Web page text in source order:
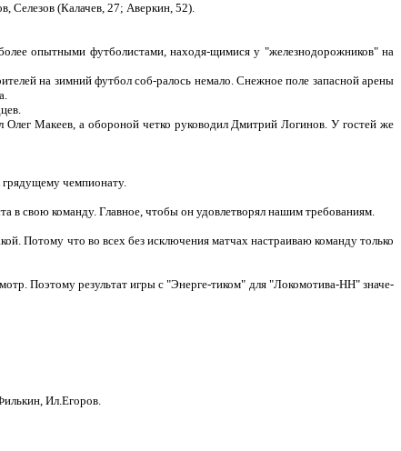
Селезов (Калачев, 27; Аверкин, 52).
опытными футболистами, находя-щимися у "железнодорожников" на
на зимний футбол соб-ралось немало. Снежное поле запасной арены
Макеев, а обороной четко руководил Дмитрий Логинов. У гостей же
грядущему чемпионату.
в свою команду. Главное, чтобы он удовлетворял нашим требованиям.
Потому что во всех без исключения матчах настраиваю команду только
Поэтому результат игры с "Энерге-тиком" для "Локомотива-НН" значе-
Ил.Егоров.